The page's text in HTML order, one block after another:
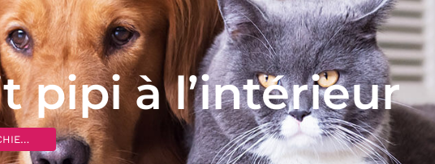
pipi à l’intérieur
Spitz qui fait pipi à l’intérieur